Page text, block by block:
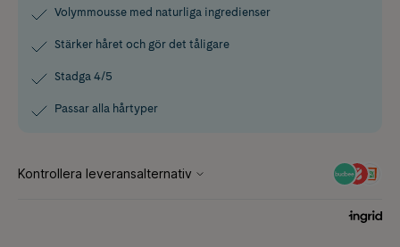
Volymmousse med naturliga ingredienser
Stärker håret och gör det tåligare
Stadga 4/5
Passar alla hårtyper